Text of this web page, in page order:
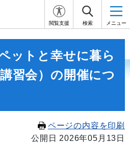
閲覧支援 検索 メニュー
ットと幸せに暮ら
習会）の開催につ
ページの内容を印刷
公開日 2026年05月13日